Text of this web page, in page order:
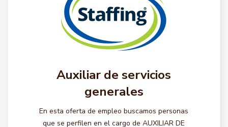
Auxiliar de servicios
generales
En esta oferta de empleo buscamos personas
que se perfilen en el cargo de AUXILIAR DE